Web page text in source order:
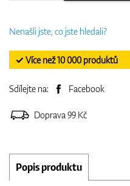
Nenašli jste, co jste hledali?
✓ Více než 10 000 produktů
Sdílejte na: Facebook
Doprava 99 Kč
Popis produktu